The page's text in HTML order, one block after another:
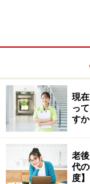
現
っ
すか
老
代
度】